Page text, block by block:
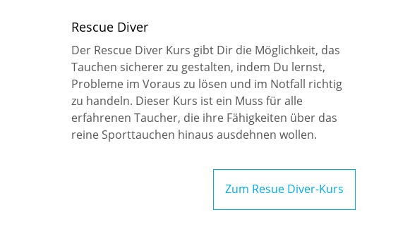
Rescue Diver
Der Rescue Diver Kurs gibt Dir die Möglichkeit, das
Tauchen sicherer zu gestalten, indem Du lernst,
Probleme im Voraus zu lösen und im Notfall richtig
zu handeln. Dieser Kurs ist ein Muss für alle
erfahrenen Taucher, die ihre Fähigkeiten über das
reine Sporttauchen hinaus ausdehnen wollen.
Zum Resue Diver-Kurs